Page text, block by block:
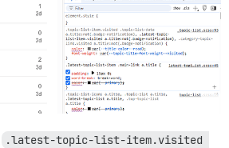
.latest-topic-list-item.visited